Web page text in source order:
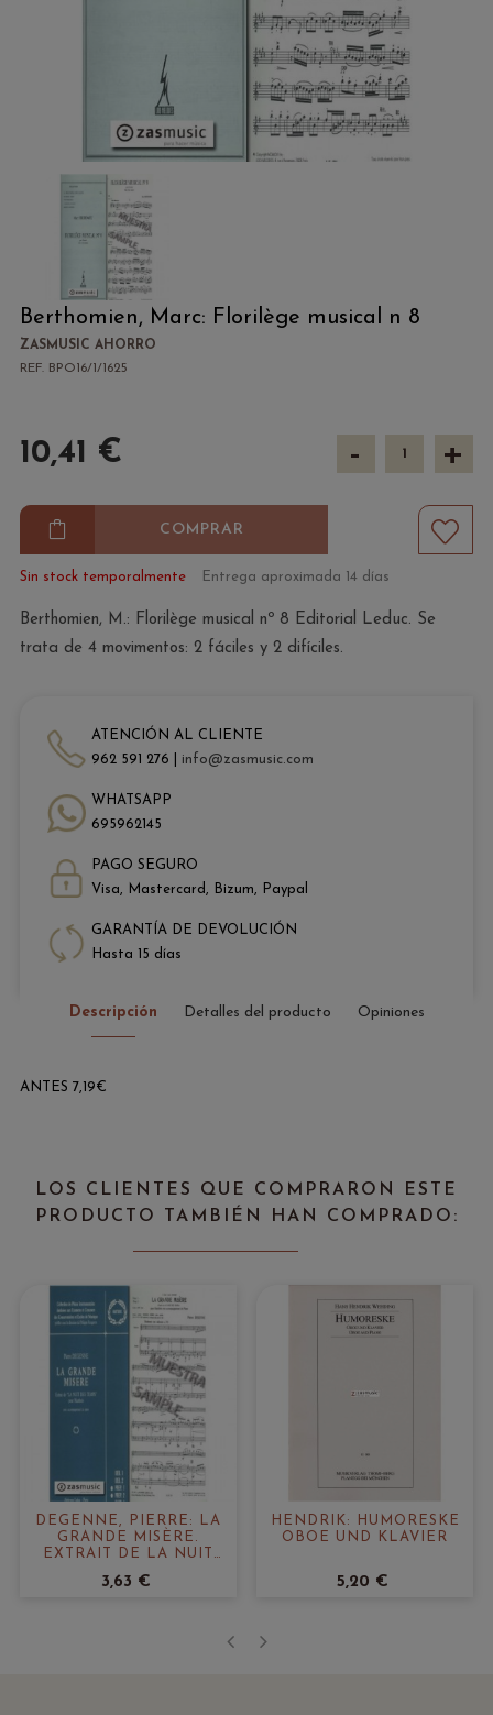
Berthomien, Marc: Florilège musical n 8
ZASMUSIC AHORRO
REF. BPO16/1/1625
10,41 € - +
COMPRAR
Sin stock temporalmente Entrega aproximada 14 días
Berthomien, M.: Florilège musical nº 8 Editorial Leduc. Se
trata de 4 movimentos: 2 fáciles y 2 difíciles.
ATENCIÓN AL CLIENTE
962 591 276 | info@zasmusic.com
WHATSAPP
695962145
PAGO SEGURO
Visa, Mastercard, Bizum, Paypal
GARANTÍA DE DEVOLUCIÓN
Hasta 15 días
Descripción Detalles del producto Opiniones
ANTES 7,19€
LOS CLIENTES QUE COMPRARON ESTE
PRODUCTO TAMBIÉN HAN COMPRADO:
DEGENNE, PIERRE: LA
GRANDE MISÈRE.
EXTRAIT DE LA NUIT
3,63 €
HENDRIK: HUMORESKE
OBOE UND KLAVIER
5,20 €